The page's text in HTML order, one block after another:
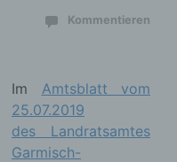
Kommentieren
Im Amtsblatt vom
25.07.2019
des Landratsamtes
Garmisch-